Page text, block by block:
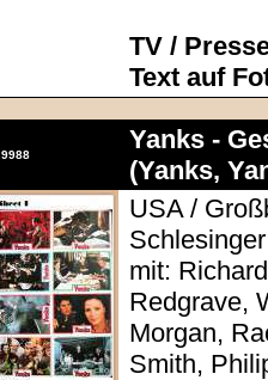
TV /
Text auf
9988
Yanks -
(Yanks,
USA /
Schlesinger
mit:
Redgrave,
Morgan,
Smith,